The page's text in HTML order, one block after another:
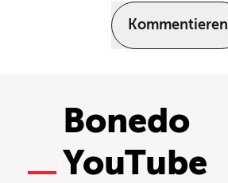
Kommentieren
Bonedo
YouTube